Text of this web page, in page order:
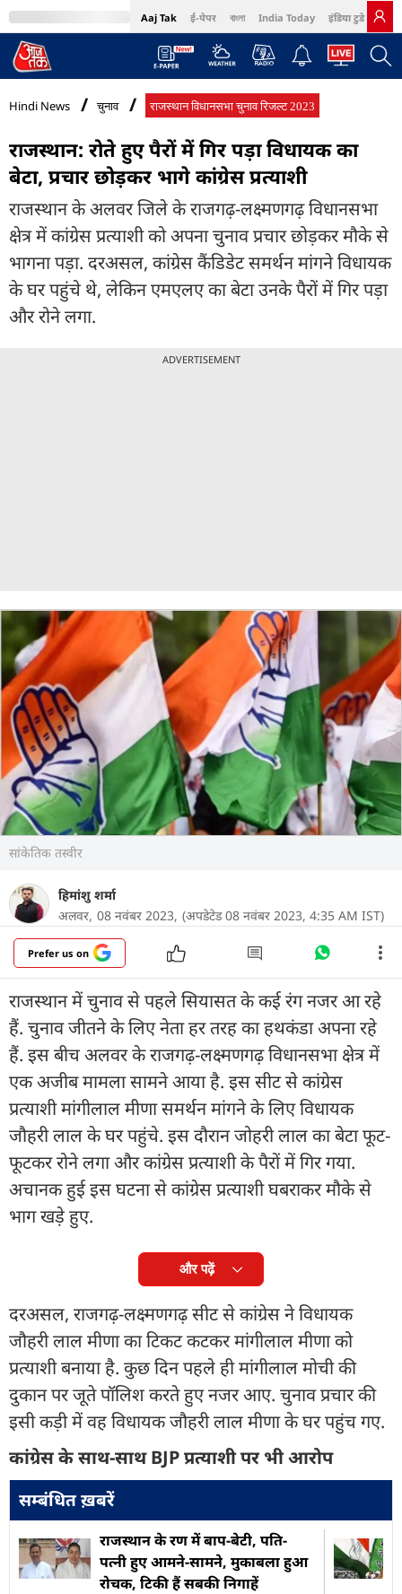
Aaj Tak ई-पेपर বাংলা India Today इंडिया टुडे हिंदी
MumbaiTak Cosmopolitan Harper's Bazaar Northeast
Hindi News चुनाव राजस्थान विधानसभा चुनाव रिजल्ट 2023
राजस्थान: रोते हुए पैरों में गिर पड़ा विधायक का
बेटा, प्रचार छोड़कर भागे कांग्रेस प्रत्याशी
राजस्थान के अलवर जिले के राजगढ़-लक्ष्मणगढ़ विधानसभा
क्षेत्र में कांग्रेस प्रत्याशी को अपना चुनाव प्रचार छोड़कर मौके से
भागना पड़ा. दरअसल, कांग्रेस कैंडिडेट समर्थन मांगने विधायक
के घर पहुंचे थे, लेकिन एमएलए का बेटा उनके पैरों में गिर पड़ा
और रोने लगा.
ADVERTISEMENT
सांकेतिक तस्वीर
हिमांशु शर्मा
अलवर, 08 नवंबर 2023, (अपडेटेड 08 नवंबर 2023, 4:35 AM IST)
Prefer us on
राजस्थान में चुनाव से पहले सियासत के कई रंग नजर आ रहे
हैं. चुनाव जीतने के लिए नेता हर तरह का हथकंडा अपना रहे
हैं. इस बीच अलवर के राजगढ़-लक्ष्मणगढ़ विधानसभा क्षेत्र में
एक अजीब मामला सामने आया है. इस सीट से कांग्रेस
प्रत्याशी मांगीलाल मीणा समर्थन मांगने के लिए विधायक
जौहरी लाल के घर पहुंचे. इस दौरान जोहरी लाल का बेटा फूट-
फूटकर रोने लगा और कांग्रेस प्रत्याशी के पैरों में गिर गया.
अचानक हुई इस घटना से कांग्रेस प्रत्याशी घबराकर मौके से
भाग खड़े हुए.
और पढ़ें
दरअसल, राजगढ़-लक्ष्मणगढ़ सीट से कांग्रेस ने विधायक
जौहरी लाल मीणा का टिकट कटकर मांगीलाल मीणा को
प्रत्याशी बनाया है. कुछ दिन पहले ही मांगीलाल मोची की
दुकान पर जूते पॉलिश करते हुए नजर आए. चुनाव प्रचार की
इसी कड़ी में वह विधायक जौहरी लाल मीणा के घर पहुंच गए.
कांग्रेस के साथ-साथ BJP प्रत्याशी पर भी आरोप
सम्बंधित ख़बरें
राजस्थान के रण में बाप-बेटी, पति-
पत्नी हुए आमने-सामने, मुकाबला हुआ
रोचक, टिकी हैं सबकी निगाहें